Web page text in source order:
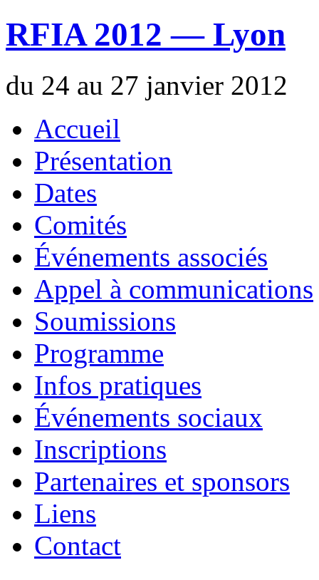
RFIA 2012 — Lyon
du 24 au 27 janvier 2012
Accueil
Présentation
Dates
Comités
Événements associés
Appel à communications
Soumissions
Programme
Infos pratiques
Événements sociaux
Inscriptions
Partenaires et sponsors
Liens
Contact